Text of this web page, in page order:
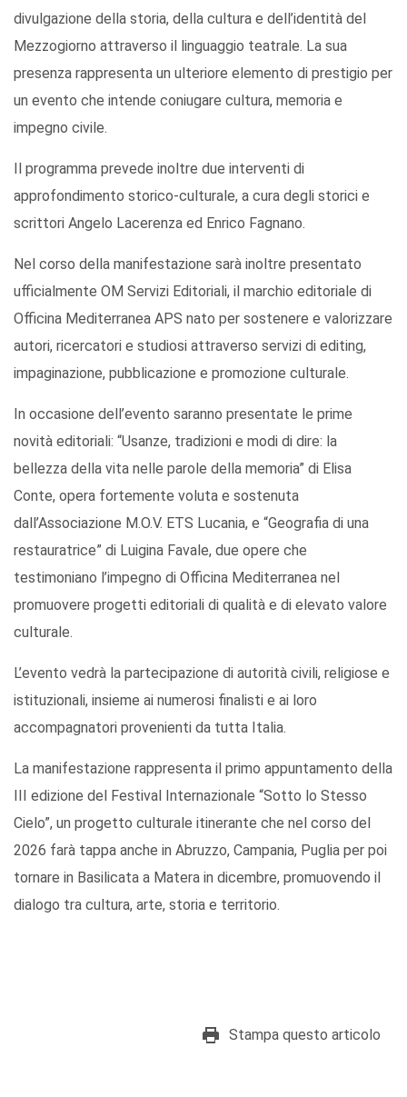
divulgazione della storia, della cultura e dell’identità del
Mezzogiorno attraverso il linguaggio teatrale. La sua
presenza rappresenta un ulteriore elemento di prestigio per
un evento che intende coniugare cultura, memoria e
impegno civile.
Il programma prevede inoltre due interventi di
approfondimento storico-culturale, a cura degli storici e
scrittori Angelo Lacerenza ed Enrico Fagnano.
Nel corso della manifestazione sarà inoltre presentato
ufficialmente OM Servizi Editoriali, il marchio editoriale di
Officina Mediterranea APS nato per sostenere e valorizzare
autori, ricercatori e studiosi attraverso servizi di editing,
impaginazione, pubblicazione e promozione culturale.
In occasione dell’evento saranno presentate le prime
novità editoriali: “Usanze, tradizioni e modi di dire: la
bellezza della vita nelle parole della memoria” di Elisa
Conte, opera fortemente voluta e sostenuta
dall’Associazione M.O.V. ETS Lucania, e “Geografia di una
restauratrice” di Luigina Favale, due opere che
testimoniano l’impegno di Officina Mediterranea nel
promuovere progetti editoriali di qualità e di elevato valore
culturale.
L’evento vedrà la partecipazione di autorità civili, religiose e
istituzionali, insieme ai numerosi finalisti e ai loro
accompagnatori provenienti da tutta Italia.
La manifestazione rappresenta il primo appuntamento della
III edizione del Festival Internazionale “Sotto lo Stesso
Cielo”, un progetto culturale itinerante che nel corso del
2026 farà tappa anche in Abruzzo, Campania, Puglia per poi
tornare in Basilicata a Matera in dicembre, promuovendo il
dialogo tra cultura, arte, storia e territorio.
Stampa questo articolo